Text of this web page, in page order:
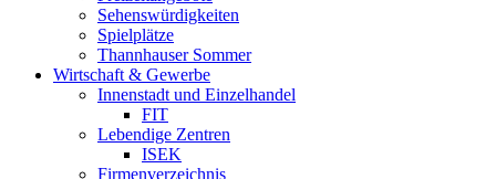
Sehenswürdigkeiten
Spielplätze
Thannhauser Sommer
Wirtschaft & Gewerbe
Innenstadt und Einzelhandel
FIT
Lebendige Zentren
ISEK
Firmenverzeichnis